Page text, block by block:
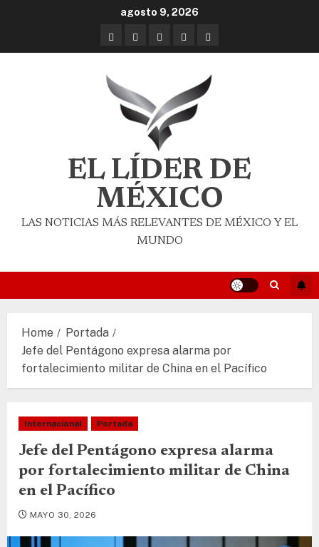
agosto 9, 2026
EL LÍDER DE
MÉXICO
LAS NOTICIAS MÁS RELEVANTES DE MÉXICO Y EL
MUNDO
Home
Portada
Jefe del Pentágono expresa alarma por
fortalecimiento militar de China en el Pacífico
Internacional Portada
Jefe del Pentágono expresa alarma
por fortalecimiento militar de China
en el Pacífico
MAYO 30, 2026